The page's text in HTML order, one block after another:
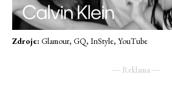
Zdroje: Glamour, GQ, InStyle, YouTube
― Reklama ―